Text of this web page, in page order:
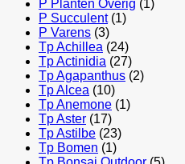
P Planten Overig (1)
P Succulent (1)
P Varens (3)
Tp Achillea (24)
Tp Actinidia (27)
Tp Agapanthus (2)
Tp Alcea (10)
Tp Anemone (1)
Tp Aster (17)
Tp Astilbe (23)
Tp Bomen (1)